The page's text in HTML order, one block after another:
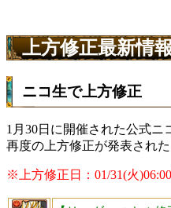
上方修正最新情
ニコ生で上方修正
1月30日に開催された公式
再度の上方修正が発表された
※上方修正日：01/31(火